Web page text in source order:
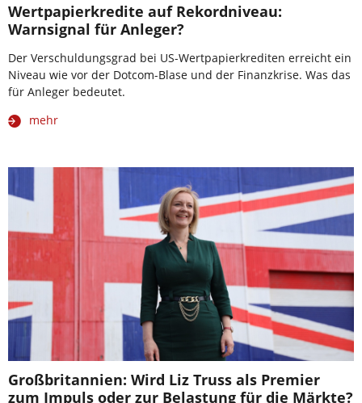
Wertpapierkredite auf Rekordniveau:
Warnsignal für Anleger?
Der Verschuldungsgrad bei US-Wertpapierkrediten erreicht ein
Niveau wie vor der Dotcom-Blase und der Finanzkrise. Was das
für Anleger bedeutet.
mehr
Großbritannien: Wird Liz Truss als Premier
zum Impuls oder zur Belastung für die Märkte?